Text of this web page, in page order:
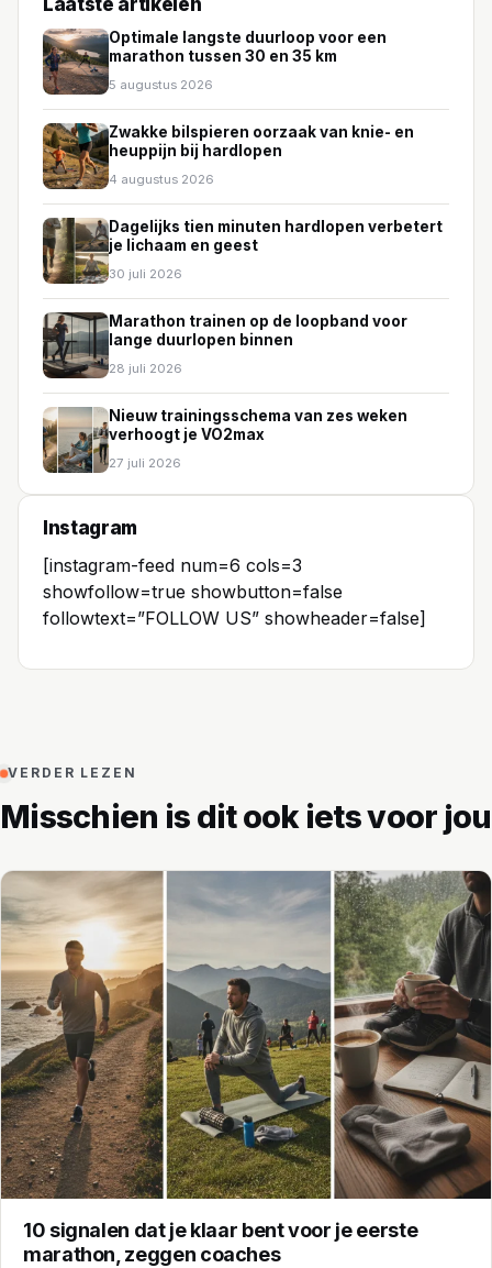
Optimale langste duurloop voor een
marathon tussen 30 en 35 km
5 augustus 2026
Zwakke bilspieren oorzaak van knie- en
heuppijn bij hardlopen
4 augustus 2026
Dagelijks tien minuten hardlopen verbetert
je lichaam en geest
30 juli 2026
Marathon trainen op de loopband voor
lange duurlopen binnen
28 juli 2026
Nieuw trainingsschema van zes weken
verhoogt je VO2max
27 juli 2026
Instagram
[instagram-feed num=6 cols=3
showfollow=true showbutton=false
followtext=”FOLLOW US” showheader=false]
VERDER LEZEN
Misschien is dit ook iets voor jou
10 signalen dat je klaar bent voor je eerste
marathon, zeggen coaches